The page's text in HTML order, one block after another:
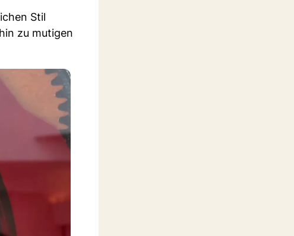
Stil
zu mutigen